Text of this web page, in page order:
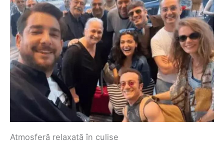
Atmosferă relaxată în culise